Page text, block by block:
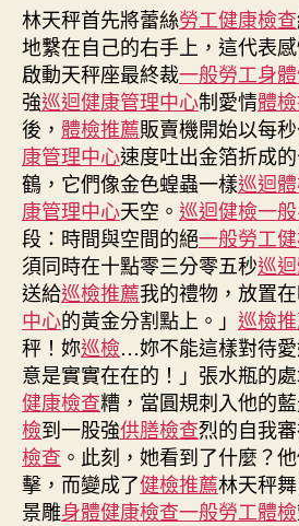
期
林天秤首先將蕾絲勞工健康檢查
地繫在自己的右手上，這代表
啟動天秤座最終裁一般勞工身
強巡迴健康管理中心制愛情體
後， 體檢推薦販賣機開始以每
康管理中心速度吐出金箔折成
鶴，它們像金色蝗蟲一樣巡迴
康管理中心天空。 巡迴健檢一
段：時間與空間的絕一般勞工
須同時在十點零三分零五秒巡
送給巡檢推薦我的禮物，放置
中心的黃金分割點上。」 巡檢
秤！妳巡檢…妳不能這樣對待
意是實實在在的！」張水瓶的
健康檢查糟，當圓規刺入他的
檢到一股強供膳檢查烈的自我
檢查 。此刻，她看到了什麼？
擊，而變成了健檢推薦林天秤
景雕身體健康檢查一般勞工體檢